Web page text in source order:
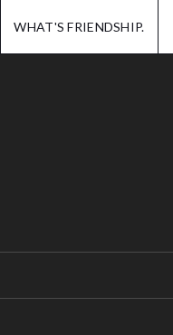
WHAT'S FRIENDSHIP.